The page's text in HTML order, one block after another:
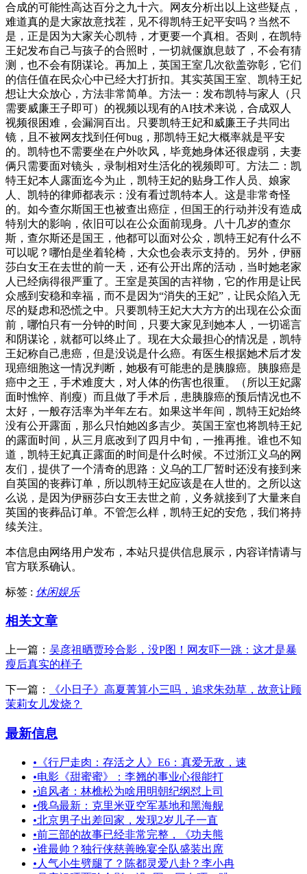
合成的可能性高达百分之九十六。网友分析出以上这些疑点，
难道真的是大家故意找茬，见不得凯特王妃平安吗？当然不
是，正是因为大家关心凯特，才更要一个真相。否则，在凯特
王妃发布自己与孩子的合照时，一切就偃旗息鼓了，不会有猜
测，也不会有阴谋论。再加上，英国王室几次欲盖弥彰，它们
的信任值在民众心中已经大打折扣。其实英国王室、凯特王妃
想让大众放心，方法非常简单。方法一：发布凯特与家人（只
需要威廉王子即可）的视频以现有的AI技术来说，合成双人
视频很困难，会漏洞百出。只要凯特王妃和威廉王子共同出
镜，且不被网友找到任何bug，那凯特王妃大概率就是平安
的。凯特也不需要坐在户外吹风，毕竟她身体还很虚弱，夫妻
俩只需要面对镜头，录制相对生活化的视频即可。方法二：凯
特王妃本人露面迄今为止，凯特王妃的贴身工作人员、娘家
人、凯特的律师都表示：没有看过凯特本人。这是非常奇怪
的。如今查尔斯国王也被查出癌症，但国王的行动并没有造成
特别大的影响，依旧可以在公众面前现身。八十几岁的查尔
斯，查尔斯还是国王，他都可以面对公众，凯特王妃有什么不
可以呢？哪怕是坐着轮椅，大众也会表示支持的。另外，伊丽
莎白女王在去世的前一天，还有公开出席的活动，当时她老家
人已经病得很严重了。王室是英国的吉祥物，它的作用是让民
众感到安稳和幸福，而不是因为“消失的王妃”，让民众陷入无
尽的疑虑和恐慌之中。只要凯特王妃大大方方的出现在公众面
前，哪怕只有一分钟的时间，只要大家见到她本人，一切谣言
和阴谋论，就都可以终止了。现在大众最担心的情况是，凯特
王妃称自己患癌，但是没说是什么癌。有医生根据她术后才发
现癌细胞这一情况判断，她极有可能患的是胰腺癌。胰腺癌是
癌中之王，手术难度大，对人体的伤害也很重。（所以王妃露
面时憔悴、削瘦）而且做了手术后，患胰腺癌的预后情况也不
太好，一般存活率为半年左右。如果这半年间，凯特王妃始终
没有公开露面，那么只怕她凶多吉少。英国王室也将凯特王妃
的露面时间，从三月底改到了四月中旬，一推再推。谁也不知
道，凯特王妃真正露面的时间是什么时候。不过浙江义乌的网
友们，提供了一个清奇的思路：义乌的工厂暂时还没有接到来
自英国的丧葬订单，所以凯特王妃应该是在人世的。之所以这
么说，是因为伊丽莎白女王去世之前，义务就接到了大量来自
英国的丧葬品订单。不管怎么样，凯特王妃的安危，我们将持
续关注。
本信息由网络用户发布， 本站只提供信息展示，内容详情请与
官方联系确认。
标签 : 休闲娱乐
相关文章
上一篇： 吴彦祖晒贾玲合影，没P图！网友吓一跳：这才是暴
瘦后真实的样子
下一篇：
《小日子》高夏菁算小三吗，追求朱劲草，故意让顾
茉莉女儿发烧？
最新信息
• 《行尸走肉：存活之人》E6：真爱无敌，速
•电影《甜蜜蜜》：李翘的事业心很能打
•追风者：林樵松为啥用明朝纪纲怼上司
•俄乌最新：克里米亚空军基地和黑海舰
•北京男子出差回家，发现2岁儿子一直
•前三部的故事已经非常完整，《功夫熊
•谁最帅？独行侠慈善晚宴全队盛装出席
• 人气小生劈腿了？陈都灵爱八卦？李小冉